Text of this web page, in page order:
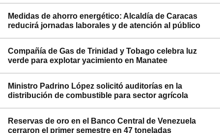
Medidas de ahorro energético: Alcaldía de Caracas
reducirá jornadas laborales y de atención al público
Compañía de Gas de Trinidad y Tobago celebra luz
verde para explotar yacimiento en Manatee
Ministro Padrino López solicitó auditorías en la
distribución de combustible para sector agrícola
Reservas de oro en el Banco Central de Venezuela
cerraron el primer semestre en 47 toneladas